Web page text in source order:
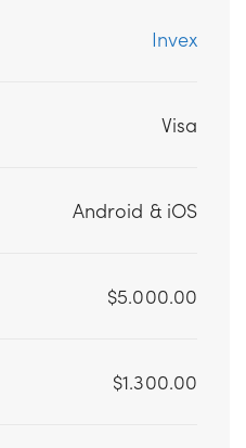
Invex
Visa
Android & iOS
$5.000.00
$1.300.00